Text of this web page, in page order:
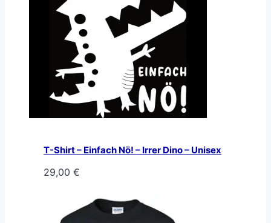
T-Shirt – Einfach Nö! – Irrer Dino – Unisex
29,00 €